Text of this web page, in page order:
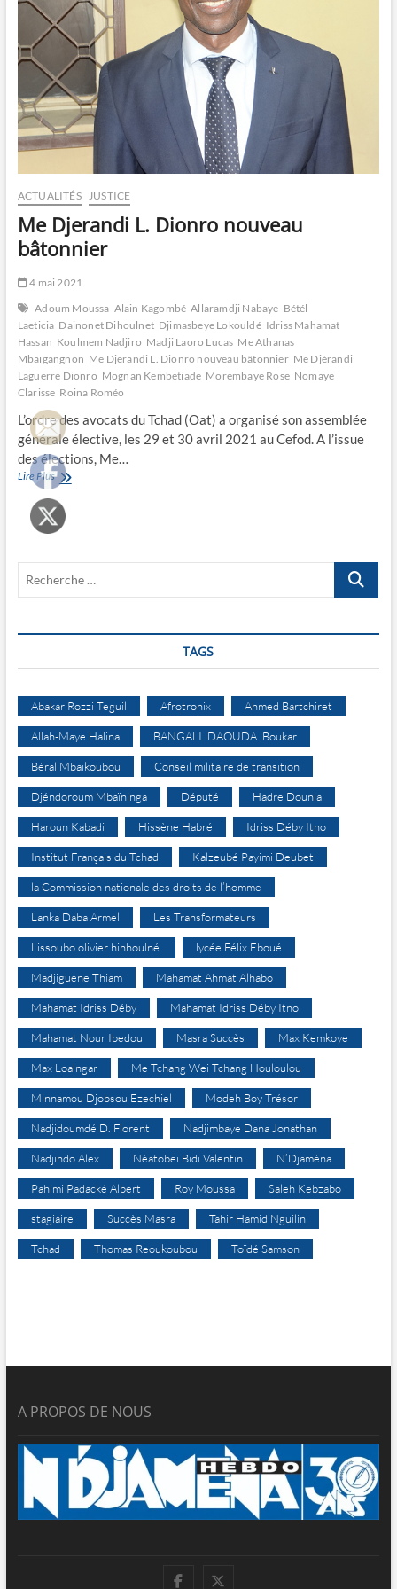
ACTUALITÉS JUSTICE
Me Djerandi L. Dionro nouveau
bâtonnier
4 mai 2021
Adoum Moussa Alain Kagombé Allaramdji Nabaye Bétél
Laeticia Dainonet Dihoulnet Djimasbeye Lokouldé Idriss Mahamat
Hassan Koulmem Nadjiro Madji Laoro Lucas Me Athanas
Mbaïgangnon Me Djerandi L. Dionro nouveau bâtonnier Me Djérandi
Laguerre Dionro Mognan Kembetiade Morembaye Rose Nomaye
Clarisse Roina Roméo
L’ordre des avocats du Tchad (Oat) a organisé son assemblée
générale élective, les 29 et 30 avril 2021 au Cefod. A l’issue
des élections, Me…
Lire PlusMe
Djerandi
L.
Dionro
Recherche
TAGS
Abakar Rozzi Teguil Afrotronix Ahmed Bartchiret
Allah-Maye Halina BANGALI DAOUDA Boukar
Béral Mbaïkoubou Conseil militaire de transition
Djéndoroum Mbaïninga Député Hadre Dounia
Haroun Kabadi Hissène Habré Idriss Déby Itno
Institut Français du Tchad Kalzeubé Payimi Deubet
la Commission nationale des droits de l’homme
Lanka Daba Armel Les Transformateurs
Lissoubo olivier hinhoulné. lycée Félix Eboué
Madjiguene Thiam Mahamat Ahmat Alhabo
Mahamat Idriss Déby Mahamat Idriss Déby Itno
Mahamat Nour Ibedou Masra Succès Max Kemkoye
Max Loalngar Me Tchang Wei Tchang Houloulou
Minnamou Djobsou Ezechiel Modeh Boy Trésor
Nadjidoumdé D. Florent Nadjimbaye Dana Jonathan
Nadjindo Alex Néatobeï Bidi Valentin N’Djaména
Pahimi Padacké Albert Roy Moussa Saleh Kebzabo
stagiaire Succès Masra Tahir Hamid Nguilin
Tchad Thomas Reoukoubou Toïdé Samson
A PROPOS DE NOUS
facebook